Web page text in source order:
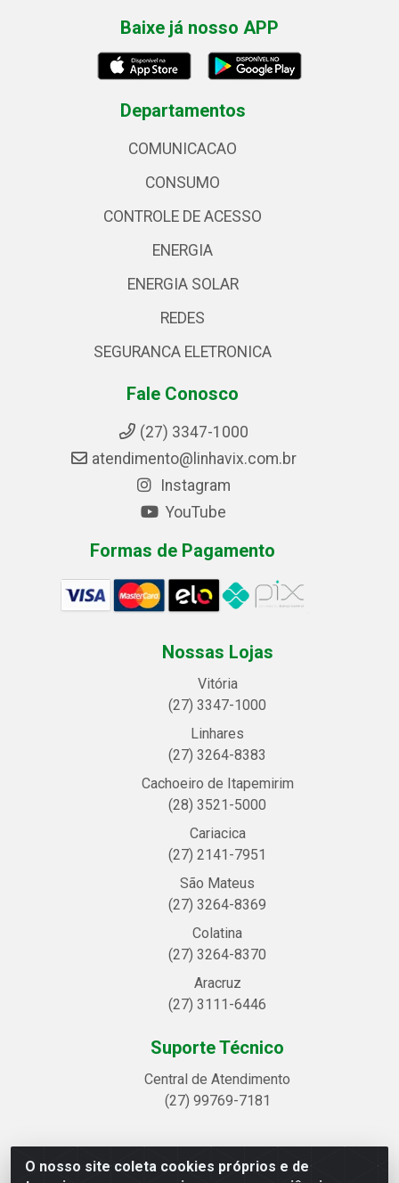
O nosso site coleta cookies próprios e de
Baixe já nosso APP
Departamentos
COMUNICACAO
CONSUMO
CONTROLE DE ACESSO
ENERGIA
ENERGIA SOLAR
REDES
SEGURANCA ELETRONICA
Fale Conosco
(27) 3347-1000
atendimento@linhavix.com.br
Instagram
YouTube
Formas de Pagamento
Nossas Lojas
Vitória
(27) 3347-1000
Linhares
(27) 3264-8383
Cachoeiro de Itapemirim
(28) 3521-5000
Cariacica
(27) 2141-7951
São Mateus
(27) 3264-8369
Colatina
(27) 3264-8370
Aracruz
(27) 3111-6446
Suporte Técnico
Central de Atendimento
(27) 99769-7181
Linhavix Distribuidora LTDA - Avenida Alegre, 2521 -